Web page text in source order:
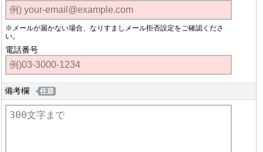
※メールが届かない場合、なりすましメール拒否設定をご確認くださ
い。
電話番号
備考欄